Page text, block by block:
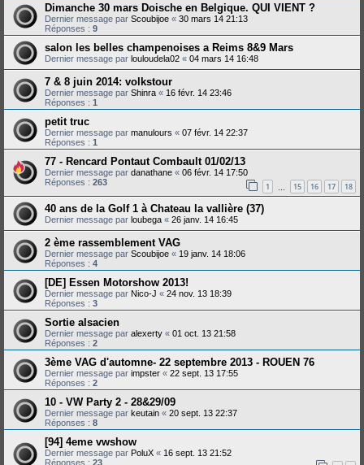
Dimanche 30 mars Doische en Belgique. QUI VIENT ?
Dernier message par Scoubijoe « 30 mars 14 21:13
Réponses : 9
salon les belles champenoises a Reims 8&9 Mars
Dernier message par louloudela02 « 04 mars 14 16:48
7 & 8 juin 2014: volkstour
Dernier message par Shinra « 16 févr. 14 23:46
Réponses : 1
petit truc
Dernier message par manulours « 07 févr. 14 22:37
Réponses : 1
77 - Rencard Pontaut Combault 01/02/13
Dernier message par danathane « 06 févr. 14 17:50
Réponses : 263 1 15 16 17 18
40 ans de la Golf 1 à Chateau la vallière (37)
Dernier message par loubega « 26 janv. 14 16:45
2 ème rassemblement VAG
Dernier message par Scoubijoe « 19 janv. 14 18:06
Réponses : 4
[DE] Essen Motorshow 2013!
Dernier message par Nico-J « 24 nov. 13 18:39
Réponses : 3
Sortie alsacien
Dernier message par alexerty « 01 oct. 13 21:58
Réponses : 2
3ème VAG d'automne- 22 septembre 2013 - ROUEN 76
Dernier message par impster « 22 sept. 13 17:55
Réponses : 2
10 - VW Party 2 - 28&29/09
Dernier message par keutain « 20 sept. 13 22:37
Réponses : 8
[94] 4eme vwshow
Dernier message par PoluX « 16 sept. 13 21:52
Réponses : 23